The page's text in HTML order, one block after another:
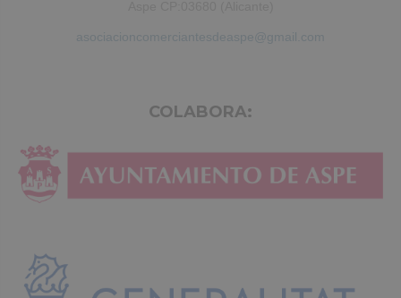
asociacioncomerciantesdeaspe@gmail.com
COLABORA: